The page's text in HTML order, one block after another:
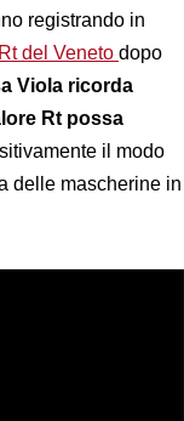
registrando in
del Veneto dopo
Viola ricorda
Rt possa
il modo
delle mascherine in